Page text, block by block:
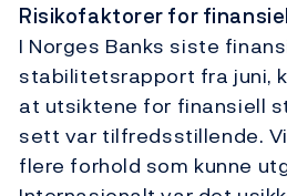
Risikofaktorer for
I Norges Banks siste
stabilitetsrapport fra juni,
at utsiktene for finansiell
sett var tilfredsstillende.
flere forhold som kunne